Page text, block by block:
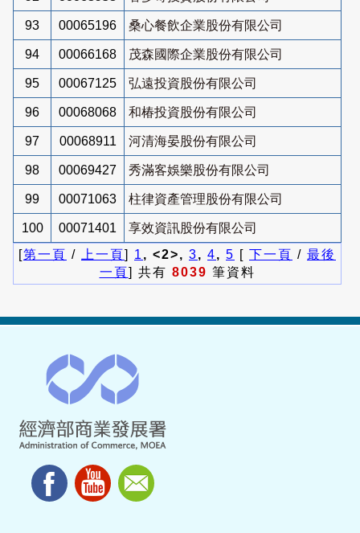
93 00065196 桑心餐飲企業股份有限公司
94 00066168 茂森國際企業股份有限公司
95 00067125 弘遠投資股份有限公司
96 00068068 和椿投資股份有限公司
97 00068911 河清海晏股份有限公司
98 00069427 秀滿客娛樂股份有限公司
99 00071063 柱律資產管理股份有限公司
100 00071401
享效資訊股份有限公司
[第一頁 / 上一頁] 1 , <2>, 3, 4, 5 [ 下一頁 / 最後
一頁] 共有 8039 筆資料